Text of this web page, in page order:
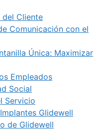
del Cliente
Comunicación con el
Única: Maximizar
Empleados
Social
Servicio
Glidewell
de Glidewell